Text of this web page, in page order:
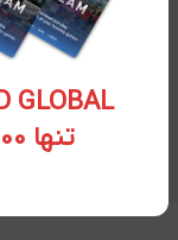
GLOBAL
تنها 288.000 تومان تحویل آنی